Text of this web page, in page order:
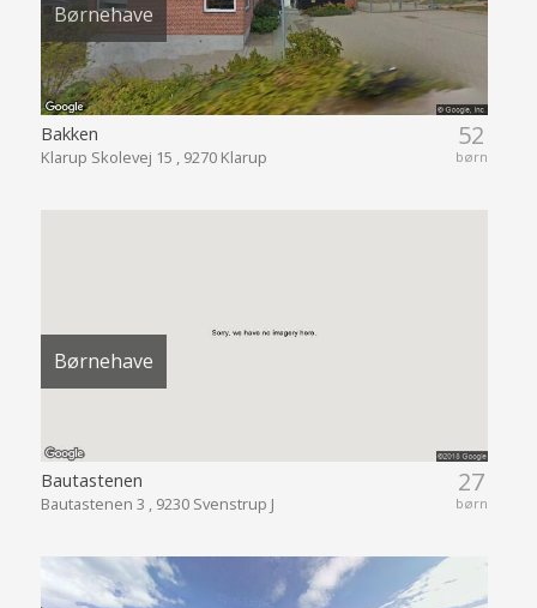
Børnehave
52
børn
Bakken
Klarup Skolevej 15 , 9270 Klarup
Børnehave
27
børn
Bautastenen
Bautastenen 3 , 9230 Svenstrup J